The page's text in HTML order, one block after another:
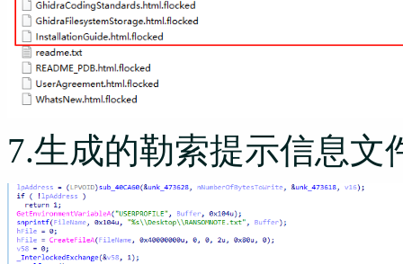
7.生成的勒索提示信息文